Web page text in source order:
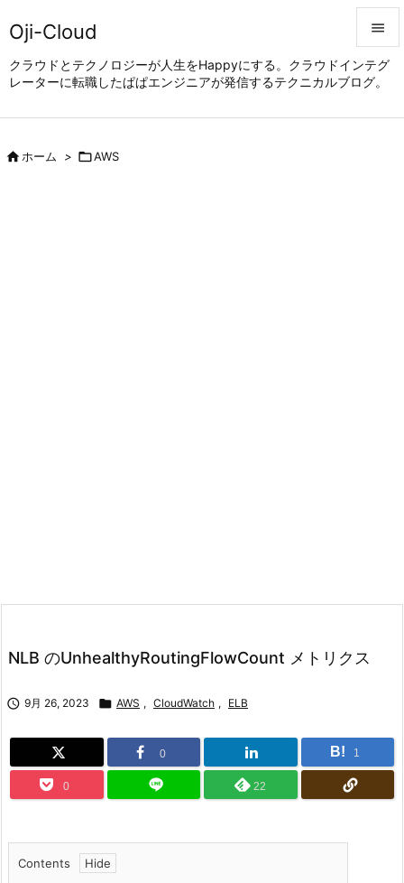
Oji-Cloud
クラウドとテクノロジーが人生をHappyにする。クラウドインテグ
レーターに転職したぱぱエンジニアが発信するテクニカルブログ。


メニュ
ホーム > AWS
NLB のUnhealthyRoutingFlowCount メトリクス
 9月 26, 2023  AWS , CloudWatch , ELB
0 B! 1
0 22
Contents